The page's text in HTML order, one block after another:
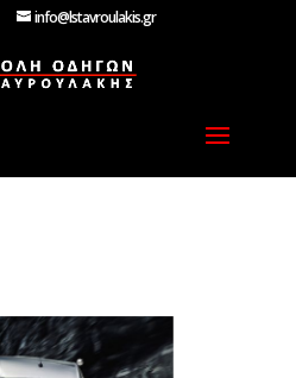
info@lstavroulakis.gr